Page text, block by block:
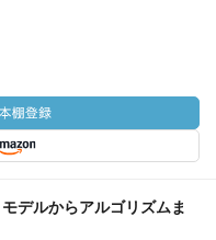
デルからアルゴリズムま